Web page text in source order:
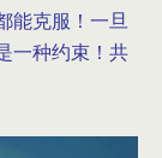
能克服！一旦
一种约束！共